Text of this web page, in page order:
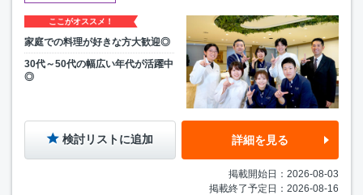
ここがオススメ！
家庭での料理が好きな方大歓迎◎
30代～50代の幅広い年代が活躍中
◎
検討リストに追加 詳細を見る
掲載開始日：2026-08-03
掲載終了予定日：2026-08-16